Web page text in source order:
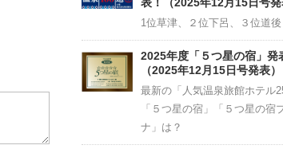
表！（2025年12月15日号発
1位草津、２位下呂、３位道後
2025年度「５つ星の宿」発
（2025年12月15日号発表）
最新の「人気温泉旅館ホテル
「５つ星の宿」「５つ星の宿
ナ」は？